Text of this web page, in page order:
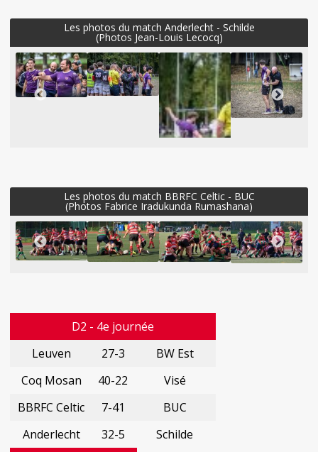
Les photos du match Anderlecht - Schilde
(Photos Jean-Louis Lecocq)
Les photos du match BBRFC Celtic - BUC
(Photos Fabrice Iradukunda Rumashana)
D2 - 4e journée
Leuven
27-3
BW Est
Coq Mosan
40-22
Visé
BBRFC Celtic
7-41
BUC
Anderlecht
32-5
Schilde